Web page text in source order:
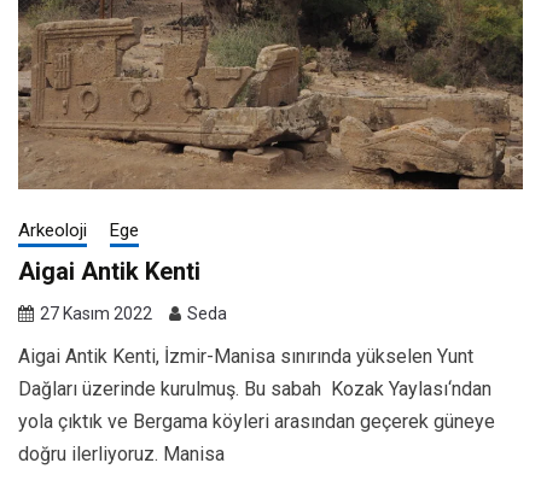
Arkeoloji Ege
Aigai Antik Kenti
27 Kasım 2022 Seda
Aigai Antik Kenti, İzmir-Manisa sınırında yükselen Yunt
Dağları üzerinde kurulmuş. Bu sabah Kozak Yaylası‘ndan
yola çıktık ve Bergama köyleri arasından geçerek güneye
doğru ilerliyoruz. Manisa